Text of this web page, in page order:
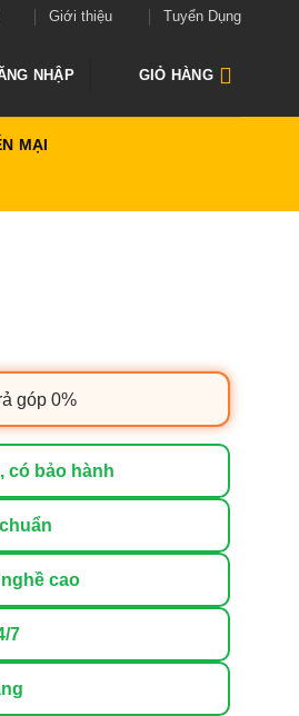
Giới thiệu Tuyển Dụng
NHẬP GIỎ HÀNG
MẠI
có bảo hành
cao
7